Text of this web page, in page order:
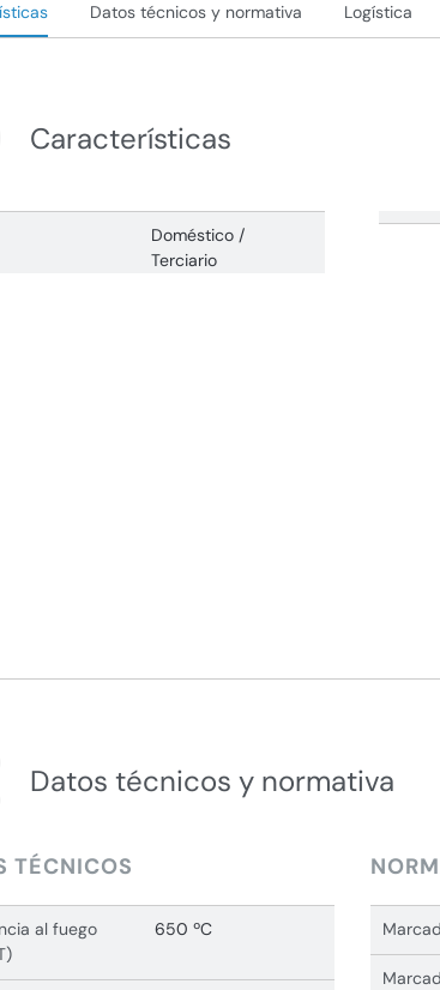
Datos técnicos y normativa Logística
Características
Doméstico /
Terciario
Datos técnicos y normativa
TÉCNICOS
al fuego
650 ºC